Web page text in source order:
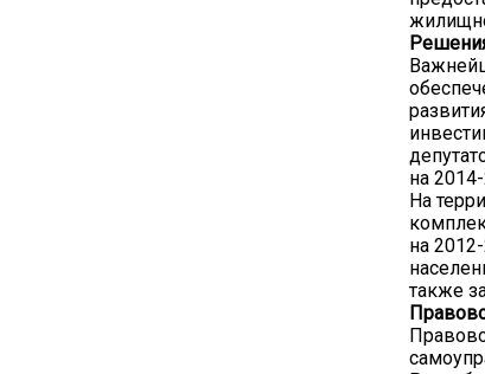
на
На
на
также